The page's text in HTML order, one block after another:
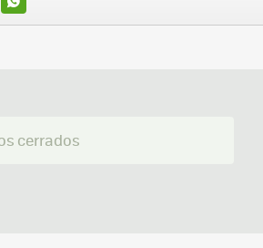
WHATSAPP
cerrados